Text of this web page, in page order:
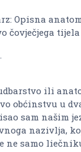
Opisna
čovječjega
ili
obćinstvu u
sam našim
nazivlja,
ne samo